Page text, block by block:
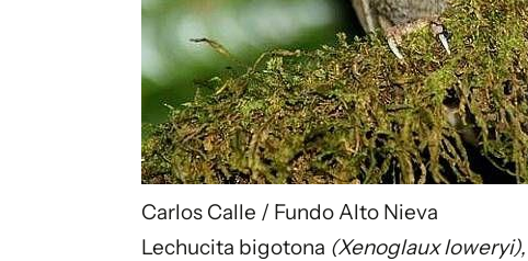
Carlos Calle / Fundo Alto Nieva
Lechucita bigotona (Xenoglaux loweryi),